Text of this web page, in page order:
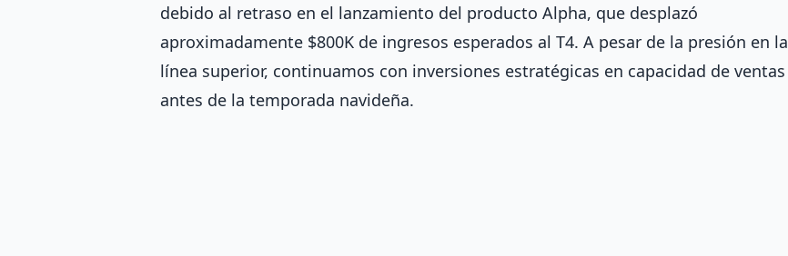
debido al retraso en el lanzamiento del producto Alpha, que desplazó
aproximadamente $800K de ingresos esperados al T4. A pesar de la presión en la
línea superior, continuamos con inversiones estratégicas en capacidad de ventas
antes de la temporada navideña.